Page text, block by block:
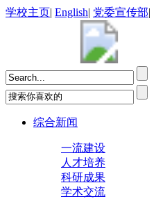
学校主页| English| 党委宣传部|
综合新闻
一流建设
人才培养
科研成果
学术交流